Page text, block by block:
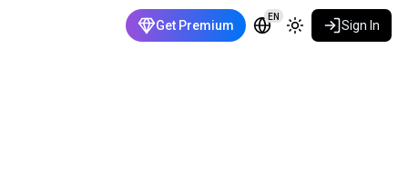
Get Premium
EN
Sign In